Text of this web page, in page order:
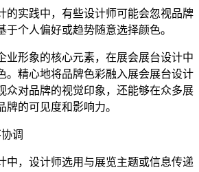
的实践中，有些设计师可能会忽视品牌
于个人偏好或趋势随意选择颜色。
业形象的核心元素，在展会展台设计中
。精心地将品牌色彩融入展会展台设计
众对品牌的视觉印象，还能够在众多展
的可见度和影响力。
调
中，设计师选用与展览主题或信息传递